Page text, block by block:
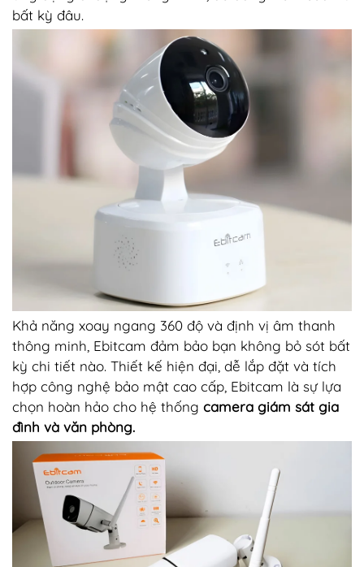
bất kỳ đâu.
Khả năng xoay ngang 360 độ và định vị âm thanh
thông minh, Ebitcam đảm bảo bạn không bỏ sót bất
kỳ chi tiết nào. Thiết kế hiện đại, dễ lắp đặt và tích
hợp công nghệ bảo mật cao cấp, Ebitcam là sự lựa
chọn hoàn hảo cho hệ thống camera giám sát gia
đình và văn phòng.